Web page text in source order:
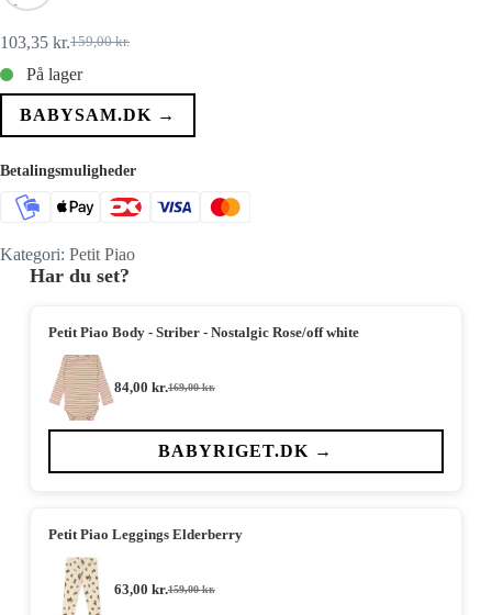
159,00kr.
Den
oprindelige
pris
var:
103,35 kr.Den
aktuelle
pris
er:
På lager
BABYSAM.DK →
Betalingsmuligheder
Kategori: Petit Piao
Har du set?
Petit Piao Body - Striber - Nostalgic Rose/off white
169,00kr.
Den
pris
var:
84,00 kr.Den
pris
er:
BABYRIGET.DK →
Petit Piao Leggings Elderberry
159,00kr.
Den
63,00 kr.Den